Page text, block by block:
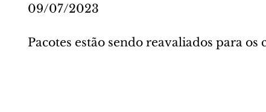
09/07/2023
Pacotes estão sendo reavaliados para os